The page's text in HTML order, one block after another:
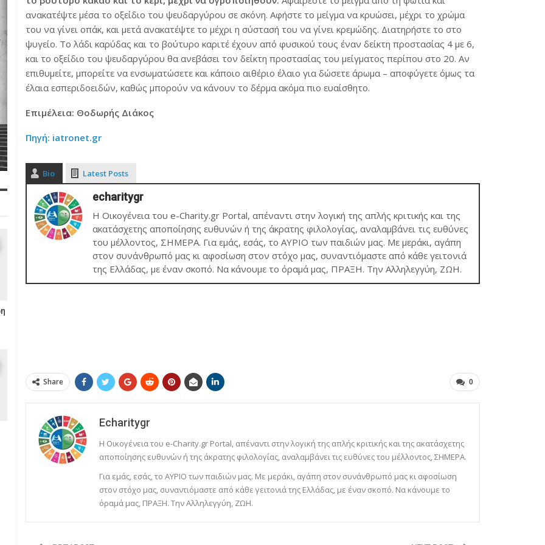
ανακατέψτε μέσα το οξείδιο του ψευδαργύρου σε σκόνη. Αφήστε το μείγμα να κρυώσει, μέχρι το χρώμα
του να γίνει οπάκ, και μετά ανακατέψτε το μέχρι η σύστασή του να γίνει κρεμώδης. Διατηρήστε το στο
ψυγείο. Το λάδι καρύδας και το βούτυρο καριτέ έχουν από φυσικού τους έναν δείκτη προστασίας 4 με 6,
και το οξείδιο του ψευδαργύρου θα ανεβάσει τον δείκτη προστασίας του μείγματος περίπου στο 20. Αν
επιθυμείτε, μπορείτε να ενσωματώσετε και κάποιο αιθέριο έλαιο για δώσετε άρωμα – αποφύγετε όμως τα
έλαια εσπεριδοειδών, καθώς μπορούν να κάνουν το δέρμα ακόμα πιο ευαίσθητο.
Επιμέλεια: Θοδωρής Διάκος
Πηγή: iatronet.gr
Bio Latest Posts
echaritygr
Η Οικογένεια του e-Charity.gr Portal, απέναντι στην λογική της απλής κριτικής και της
ακατάσχετης αποποίησης ευθυνών ή της άκρατης φιλολογίας, αναλαμβάνει τις ευθύνες
του μέλλοντος, ΣΗΜΕΡΑ. Για εμάς, εσάς, το ΑΥΡΙΟ των παιδιών μας. Με μεράκι, αγάπη
στον συνάνθρωπό μας κι αφοσίωση στον στόχο μας, συναντιόμαστε από κάθε γειτονιά
της Ελλάδας, με έναν σκοπό. Να κάνουμε το όραμά μας, ΠΡΑΞΗ. Την Αλληλεγγύη, ΖΩΗ.
Share 0
Echaritygr
Η Οικογένεια του e-Charity.gr Portal, απέναντι στην λογική της απλής κριτικής και της ακατάσχετης
αποποίησης ευθυνών ή της άκρατης φιλολογίας, αναλαμβάνει τις ευθύνες του μέλλοντος, ΣΗΜΕΡΑ.
Για εμάς, εσάς, το ΑΥΡΙΟ των παιδιών μας. Με μεράκι, αγάπη στον συνάνθρωπό μας κι αφοσίωση
στον στόχο μας, συναντιόμαστε από κάθε γειτονιά της Ελλάδας, με έναν σκοπό. Να κάνουμε το
όραμά μας, ΠΡΑΞΗ. Την Αλληλεγγύη, ΖΩΗ.